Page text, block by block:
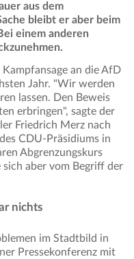
aus dem
bleibt er aber beim
einem anderen
an die AfD
Jahr. "Wir werden
lassen. Den Beweis
erbringen", sagte der
Friedrich Merz nach
CDU-Präsidiums in
Abgrenzungskurs
aber vom Begriff der
nichts
im Stadtbild in
Pressekonferenz mit